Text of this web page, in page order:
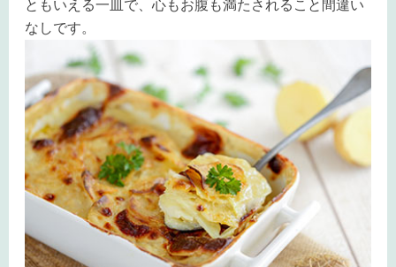
ともいえる一皿で、心もお腹も満たされること間違い
なしです。